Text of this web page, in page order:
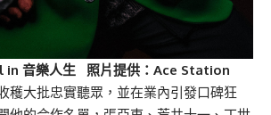
in 音樂人生 照片提供：Ace Station
穫大批忠實聽眾，並在業內引發口碑狂